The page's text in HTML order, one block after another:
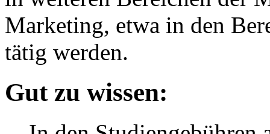
Marketing, etwa in den
tätig werden.
Gut zu wissen: